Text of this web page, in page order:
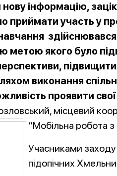
інформацію,
приймати участь у
метою якого було
виконання
проявити свої
місцевий
“Мобільна робота
Учасниками
підопічних